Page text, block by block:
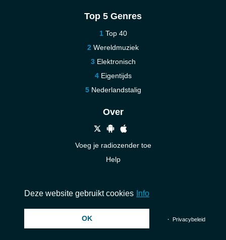
Top 5 Genres
Top 40
Wereldmuziek
Elektronisch
Eigentijds
Nederlandstalig
Over
Voeg je radiozender toe
Help
© 2026 InstantAudio. Alle rechten voorbehouden. ・ ・ Privacybeleid
Deze website gebruikt cookies Info
OK